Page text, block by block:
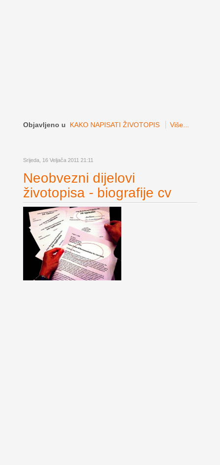
Objavljeno u KAKO NAPISATI ŽIVOTOPIS Više...
Srijeda, 16 Veljača 2011 21:11
Neobvezni dijelovi
životopisa - biografije cv